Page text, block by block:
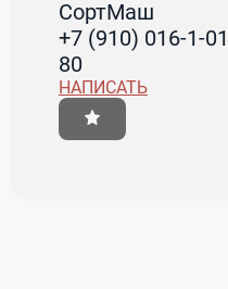
СортМаш
+7 (910) 016-1-
80
НАПИСАТЬ